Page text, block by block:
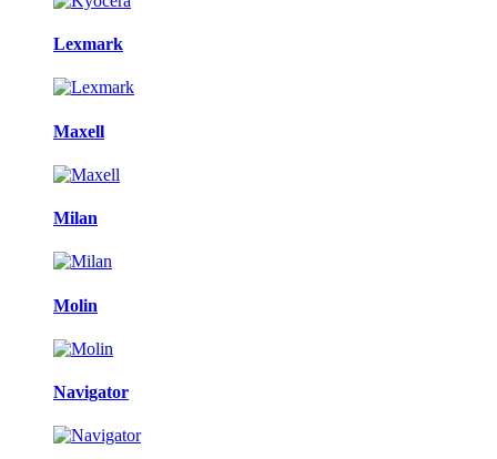
Lexmark
Maxell
Milan
Molin
Navigator